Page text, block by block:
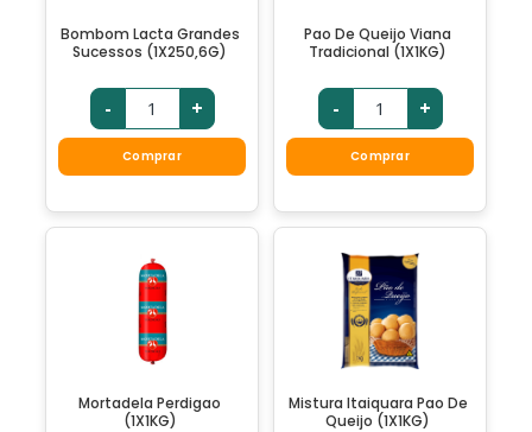
Bombom Lacta Grandes
Sucessos (1X250,6G)
- +
Comprar
Pao De Queijo Viana
Tradicional (1X1KG)
- +
Comprar
Mortadela Perdigao
(1X1KG)
Mistura Itaiquara Pao De
Queijo (1X1KG)